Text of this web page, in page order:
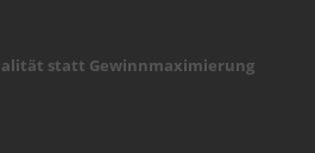
statt Gewinnmaximierung